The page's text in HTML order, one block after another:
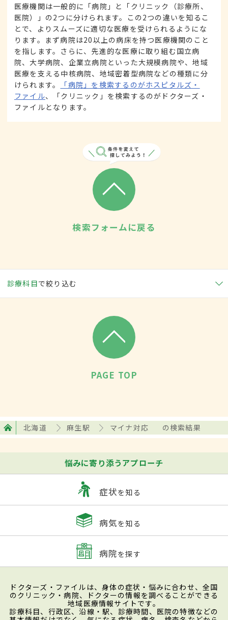
医療機関は一般的に「病院」と「クリニック（診療所、
医院）」の2つに分けられます。この2つの違いを知るこ
とで、よりスムーズに適切な医療を受けられるようにな
ります。まず病院は20以上の病床を持つ医療機関のこと
を指します。さらに、先進的な医療に取り組む国立病
院、大学病院、企業立病院といった大規模病院や、地域
医療を支える中核病院、地域密着型病院などの種類に分
けられます。
「病院」を検索するのがホスピタルズ・
ファイル、「クリニック」を検索するのがドクターズ・
ファイルとなります。
検索フォームに戻る
診療科目で絞り込む
PAGE TOP
北海道 麻生駅 マイナ対応 の検索結果
悩みに寄り添うアプローチ
症状を知る
病気を知る
病院を探す
ドクターズ・ファイルは、身体の症状・悩みに合わせ、全国
のクリニック・病院、ドクターの情報を調べることができる
地域医療情報サイトです。
診療科目、行政区、沿線・駅、診療時間、医院の特徴などの